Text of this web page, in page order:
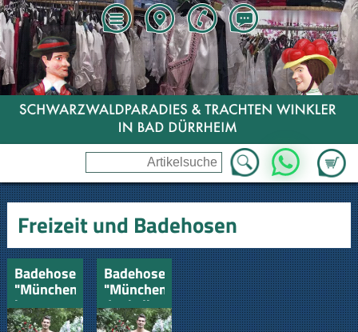
Zum
WhatsApp
Freizeit und Badehosen
Badehose
"München"
braun
Badehose
"München"
dunkelbraun